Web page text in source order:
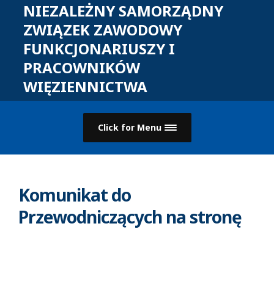
NIEZALEŻNY SAMORZĄDNY
ZWIĄZEK ZAWODOWY
FUNKCJONARIUSZY I
PRACOWNIKÓW
WIĘZIENNICTWA
Click for Menu
Komunikat do
Przewodniczących na stronę